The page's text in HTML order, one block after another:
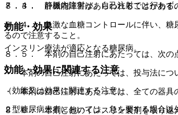
８．３． 肝機能障害があらわれることがある
８．４． 急激な血糖コントロールに伴い、糖
るので注意すること。
８．５． 本剤の自己注射にあたっては、次の
・ 本剤の自己注射にあたっては、投与法につ
・ 本剤の自己注射にあたっては、全ての器具
８．６． 本剤と他のインスリン製剤を取り違
７．４． 静脈内注射は、自己注射では行わず
効能・効果
インスリン療法が適応となる糖尿病。
効能・効果に関連する注意
（効能又は効果に関連する注意）
２型糖尿病患者においては、急を要する場合